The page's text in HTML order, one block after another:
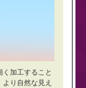
加工すること
り自然な見え